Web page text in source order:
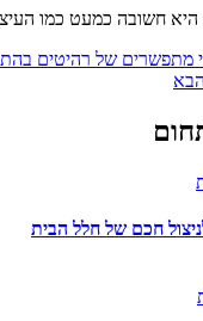
חשובה כמעט כמו
מתפשרים של רהיטים
הבא
חכם של חלל הבית